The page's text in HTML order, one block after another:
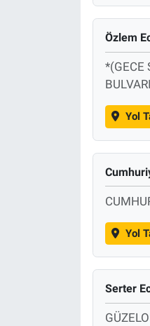
Özlem
*(GECE
Yol
Yol
Serter